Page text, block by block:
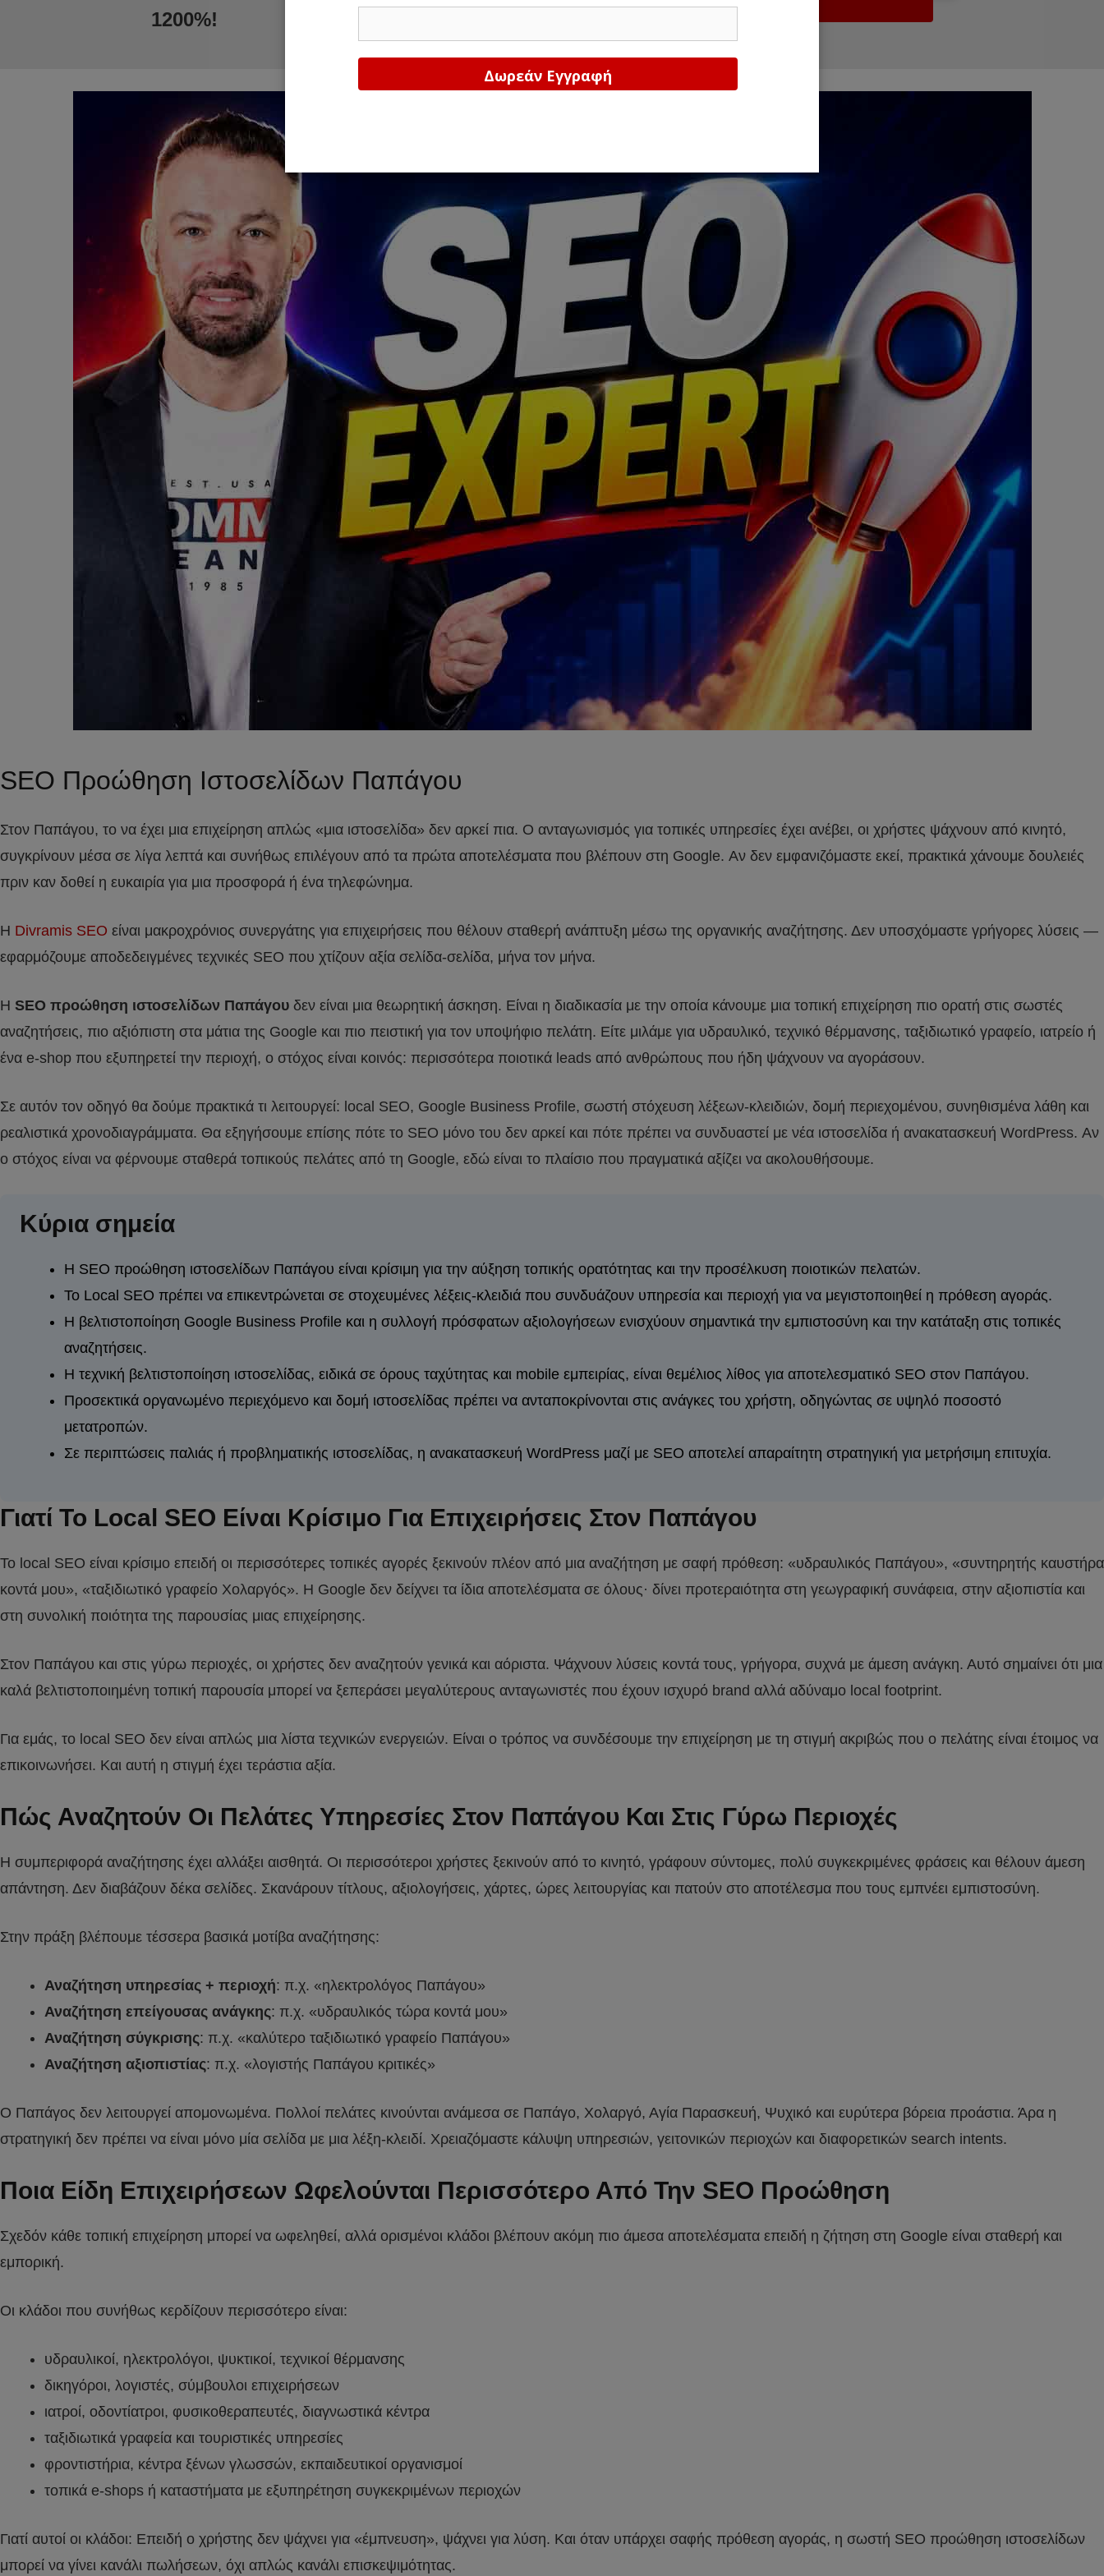
1200%!
SEO Προώθηση Ιστοσελίδων Παπάγου
Στον Παπάγου, το να έχει μια επιχείρηση απλώς «μια ιστοσελίδα» δεν αρκεί πια. Ο ανταγωνισμός για τοπικές υπηρεσίες έχει ανέβει, οι χρήστες ψάχνουν από κινητό,
συγκρίνουν μέσα σε λίγα λεπτά και συνήθως επιλέγουν από τα πρώτα αποτελέσματα που βλέπουν στη Google. Αν δεν εμφανιζόμαστε εκεί, πρακτικά χάνουμε δουλειές
πριν καν δοθεί η ευκαιρία για μια προσφορά ή ένα τηλεφώνημα.
Η Divramis SEO είναι μακροχρόνιος συνεργάτης για επιχειρήσεις που θέλουν σταθερή ανάπτυξη μέσω της οργανικής αναζήτησης. Δεν υποσχόμαστε γρήγορες λύσεις —
εφαρμόζουμε αποδεδειγμένες τεχνικές SEO που χτίζουν αξία σελίδα-σελίδα, μήνα τον μήνα.
Η SEO προώθηση ιστοσελίδων Παπάγου δεν είναι μια θεωρητική άσκηση. Είναι η διαδικασία με την οποία κάνουμε μια τοπική επιχείρηση πιο ορατή στις σωστές
αναζητήσεις, πιο αξιόπιστη στα μάτια της Google και πιο πειστική για τον υποψήφιο πελάτη. Είτε μιλάμε για υδραυλικό, τεχνικό θέρμανσης, ταξιδιωτικό γραφείο, ιατρείο ή
ένα e-shop που εξυπηρετεί την περιοχή, ο στόχος είναι κοινός: περισσότερα ποιοτικά leads από ανθρώπους που ήδη ψάχνουν να αγοράσουν.
Σε αυτόν τον οδηγό θα δούμε πρακτικά τι λειτουργεί: local SEO, Google Business Profile, σωστή στόχευση λέξεων-κλειδιών, δομή περιεχομένου, συνηθισμένα λάθη και
ρεαλιστικά χρονοδιαγράμματα. Θα εξηγήσουμε επίσης πότε το SEO μόνο του δεν αρκεί και πότε πρέπει να συνδυαστεί με νέα ιστοσελίδα ή ανακατασκευή WordPress. Αν
ο στόχος είναι να φέρνουμε σταθερά τοπικούς πελάτες από τη Google, εδώ είναι το πλαίσιο που πραγματικά αξίζει να ακολουθήσουμε.
Κύρια σημεία
Η SEO προώθηση ιστοσελίδων Παπάγου είναι κρίσιμη για την αύξηση τοπικής ορατότητας και την προσέλκυση ποιοτικών πελατών.
Το Local SEO πρέπει να επικεντρώνεται σε στοχευμένες λέξεις-κλειδιά που συνδυάζουν υπηρεσία και περιοχή για να μεγιστοποιηθεί η πρόθεση αγοράς.
Η βελτιστοποίηση Google Business Profile και η συλλογή πρόσφατων αξιολογήσεων ενισχύουν σημαντικά την εμπιστοσύνη και την κατάταξη στις τοπικές
αναζητήσεις.
Η τεχνική βελτιστοποίηση ιστοσελίδας, ειδικά σε όρους ταχύτητας και mobile εμπειρίας, είναι θεμέλιος λίθος για αποτελεσματικό SEO στον Παπάγου.
Προσεκτικά οργανωμένο περιεχόμενο και δομή ιστοσελίδας πρέπει να ανταποκρίνονται στις ανάγκες του χρήστη, οδηγώντας σε υψηλό ποσοστό
μετατροπών.
Σε περιπτώσεις παλιάς ή προβληματικής ιστοσελίδας, η ανακατασκευή WordPress μαζί με SEO αποτελεί απαραίτητη στρατηγική για μετρήσιμη επιτυχία.
Γιατί Το Local SEO Είναι Κρίσιμο Για Επιχειρήσεις Στον Παπάγου
Το local SEO είναι κρίσιμο επειδή οι περισσότερες τοπικές αγορές ξεκινούν πλέον από μια αναζήτηση με σαφή πρόθεση: «υδραυλικός Παπάγου», «συντηρητής καυστήρα
κοντά μου», «ταξιδιωτικό γραφείο Χολαργός». Η Google δεν δείχνει τα ίδια αποτελέσματα σε όλους· δίνει προτεραιότητα στη γεωγραφική συνάφεια, στην αξιοπιστία και
στη συνολική ποιότητα της παρουσίας μιας επιχείρησης.
Στον Παπάγου και στις γύρω περιοχές, οι χρήστες δεν αναζητούν γενικά και αόριστα. Ψάχνουν λύσεις κοντά τους, γρήγορα, συχνά με άμεση ανάγκη. Αυτό σημαίνει ότι μια
καλά βελτιστοποιημένη τοπική παρουσία μπορεί να ξεπεράσει μεγαλύτερους ανταγωνιστές που έχουν ισχυρό brand αλλά αδύναμο local footprint.
Για εμάς, το local SEO δεν είναι απλώς μια λίστα τεχνικών ενεργειών. Είναι ο τρόπος να συνδέσουμε την επιχείρηση με τη στιγμή ακριβώς που ο πελάτης είναι έτοιμος να
επικοινωνήσει. Και αυτή η στιγμή έχει τεράστια αξία.
Πώς Αναζητούν Οι Πελάτες Υπηρεσίες Στον Παπάγου Και Στις Γύρω Περιοχές
Η συμπεριφορά αναζήτησης έχει αλλάξει αισθητά. Οι περισσότεροι χρήστες ξεκινούν από το κινητό, γράφουν σύντομες, πολύ συγκεκριμένες φράσεις και θέλουν άμεση
απάντηση. Δεν διαβάζουν δέκα σελίδες. Σκανάρουν τίτλους, αξιολογήσεις, χάρτες, ώρες λειτουργίας και πατούν στο αποτέλεσμα που τους εμπνέει εμπιστοσύνη.
Στην πράξη βλέπουμε τέσσερα βασικά μοτίβα αναζήτησης:
Αναζήτηση υπηρεσίας + περιοχή: π.χ. «ηλεκτρολόγος Παπάγου»
Αναζήτηση επείγουσας ανάγκης: π.χ. «υδραυλικός τώρα κοντά μου»
Αναζήτηση σύγκρισης: π.χ. «καλύτερο ταξιδιωτικό γραφείο Παπάγου»
Αναζήτηση αξιοπιστίας: π.χ. «λογιστής Παπάγου κριτικές»
Ο Παπάγος δεν λειτουργεί απομονωμένα. Πολλοί πελάτες κινούνται ανάμεσα σε Παπάγο, Χολαργό, Αγία Παρασκευή, Ψυχικό και ευρύτερα βόρεια προάστια. Άρα η
στρατηγική δεν πρέπει να είναι μόνο μία σελίδα με μια λέξη-κλειδί. Χρειαζόμαστε κάλυψη υπηρεσιών, γειτονικών περιοχών και διαφορετικών search intents.
Ποια Είδη Επιχειρήσεων Ωφελούνται Περισσότερο Από Την SEO Προώθηση
Σχεδόν κάθε τοπική επιχείρηση μπορεί να ωφεληθεί, αλλά ορισμένοι κλάδοι βλέπουν ακόμη πιο άμεσα αποτελέσματα επειδή η ζήτηση στη Google είναι σταθερή και
εμπορική.
Οι κλάδοι που συνήθως κερδίζουν περισσότερο είναι:
υδραυλικοί, ηλεκτρολόγοι, ψυκτικοί, τεχνικοί θέρμανσης
δικηγόροι, λογιστές, σύμβουλοι επιχειρήσεων
ιατροί, οδοντίατροι, φυσικοθεραπευτές, διαγνωστικά κέντρα
ταξιδιωτικά γραφεία και τουριστικές υπηρεσίες
φροντιστήρια, κέντρα ξένων γλωσσών, εκπαιδευτικοί οργανισμοί
τοπικά e-shops ή καταστήματα με εξυπηρέτηση συγκεκριμένων περιοχών
Γιατί αυτοί οι κλάδοι: Επειδή ο χρήστης δεν ψάχνει για «έμπνευση», ψάχνει για λύση. Και όταν υπάρχει σαφής πρόθεση αγοράς, η σωστή SEO προώθηση ιστοσελίδων
μπορεί να γίνει κανάλι πωλήσεων, όχι απλώς κανάλι επισκεψιμότητας.